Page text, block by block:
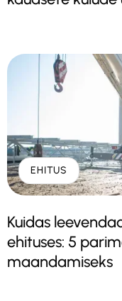
EHITUS
Kuidas
ehituses: 5
maandamiseks